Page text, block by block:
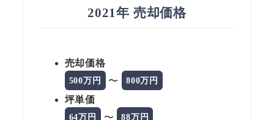
2021年 売却価格
売却価格
500万円 〜 800万円
坪単価
64万円 〜 88万円